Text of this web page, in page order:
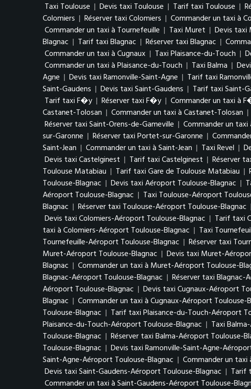
Taxi Toulouse | Devis taxi Toulouse | Tarif taxi Toulouse |
Colomiers | Réserver taxi Colomiers | Commander un taxi à
Commander un taxi à Tournefeuille | Taxi Muret | Devis taxi
Blagnac | Tarif taxi Blagnac | Réserver taxi Blagnac |
Commander un taxi à Cugnaux | Taxi Plaisance-du-Touch |
Commander un taxi à Plaisance-du-Touch | Taxi Balma |
Agne | Devis taxi Ramonville-Saint-Agne | Tarif taxi
Saint-Gaudens | Devis taxi Saint-Gaudens | Tarif taxi Saint-
Tarif taxi F�y | Réserver taxi F�y | Commander un taxi à
Castanet-Tolosan | Commander un taxi à Castanet-Tolosan |
Réserver taxi Saint-Orens-de-Gameville | Commander un taxi
sur-Garonne | Réserver taxi Portet-sur-Garonne |
Saint-Jean | Commander un taxi à Saint-Jean | Taxi Revel |
Devis taxi Castelginest | Tarif taxi Castelginest | Réserver
Toulouse Matabiau | Tarif taxi Gare de Toulouse Matabiau |
Toulouse-Blagnac | Devis taxi Aéroport Toulouse-Blagnac |
Aéroport Toulouse-Blagnac | Taxi Toulouse-Aéroport
Blagnac | Réserver taxi Toulouse-Aéroport Toulouse-Blagnac |
Devis taxi Colomiers-Aéroport Toulouse-Blagnac | Tarif taxi
taxi à Colomiers-Aéroport Toulouse-Blagnac | Taxi
Tournefeuille-Aéroport Toulouse-Blagnac | Réserver taxi
Muret-Aéroport Toulouse-Blagnac | Devis taxi Muret-
Blagnac | Commander un taxi à Muret-Aéroport Toulouse-
Blagnac-Aéroport Toulouse-Blagnac | Réserver taxi Blagnac-
Aéroport Toulouse-Blagnac | Devis taxi Cugnaux-Aéroport
Blagnac | Commander un taxi à Cugnaux-Aéroport Toulouse-
Toulouse-Blagnac | Tarif taxi Plaisance-du-Touch-Aéroport
Plaisance-du-Touch-Aéroport Toulouse-Blagnac | Taxi
Toulouse-Blagnac | Réserver taxi Balma-Aéroport Toulouse-
Toulouse-Blagnac | Devis taxi Ramonville-Saint-Agne-
Saint-Agne-Aéroport Toulouse-Blagnac | Commander un
Devis taxi Saint-Gaudens-Aéroport Toulouse-Blagnac | Tarif
Commander un taxi à Saint-Gaudens-Aéroport Toulouse-